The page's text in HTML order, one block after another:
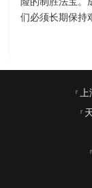
们必须长期保持
上